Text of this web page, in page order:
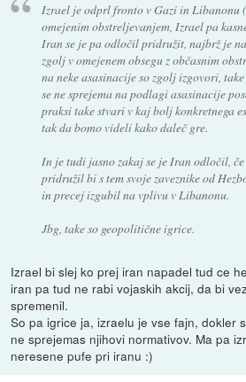
Izrael je odprl fronto v Gazi in Libanonu
omejenim obstreljevanjem, Izrael pa
Iran se je pa odločil pridružit, najbrž je
zgolj v omejenem obsegu z občasnim
na neke asasinacije so zgolj izgovori,
se ne sprejema na podlagi asasinacije
praksi take stvari v kaj bolj konkretnega
tak da bomo videli kako daleč gre.
In je tudi jasno zakaj se je Iran odločil, če
pridružil bi s tem svoje zaveznike od
in precej izgubil na vplivu v Libanonu.
Jbg, take so geopolitične igrice.
Izrael bi slej ko prej iran napadel tud ce
iran pa tud ne rabi vojaskih akcij, da bi
spremenil.
So pa igrice ja, izraelu je vse fajn, dokler
ne sprejemas njihovi normativov. Ma pa
neresene pufe pri iranu :)